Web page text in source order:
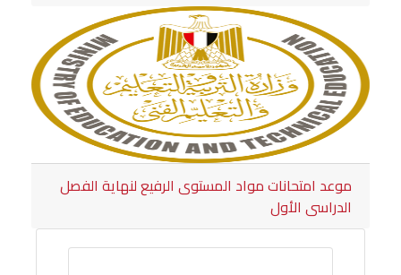
موعد امتحانات مواد المستوى الرفيع لنهاية الفصل
الدراسى الأول